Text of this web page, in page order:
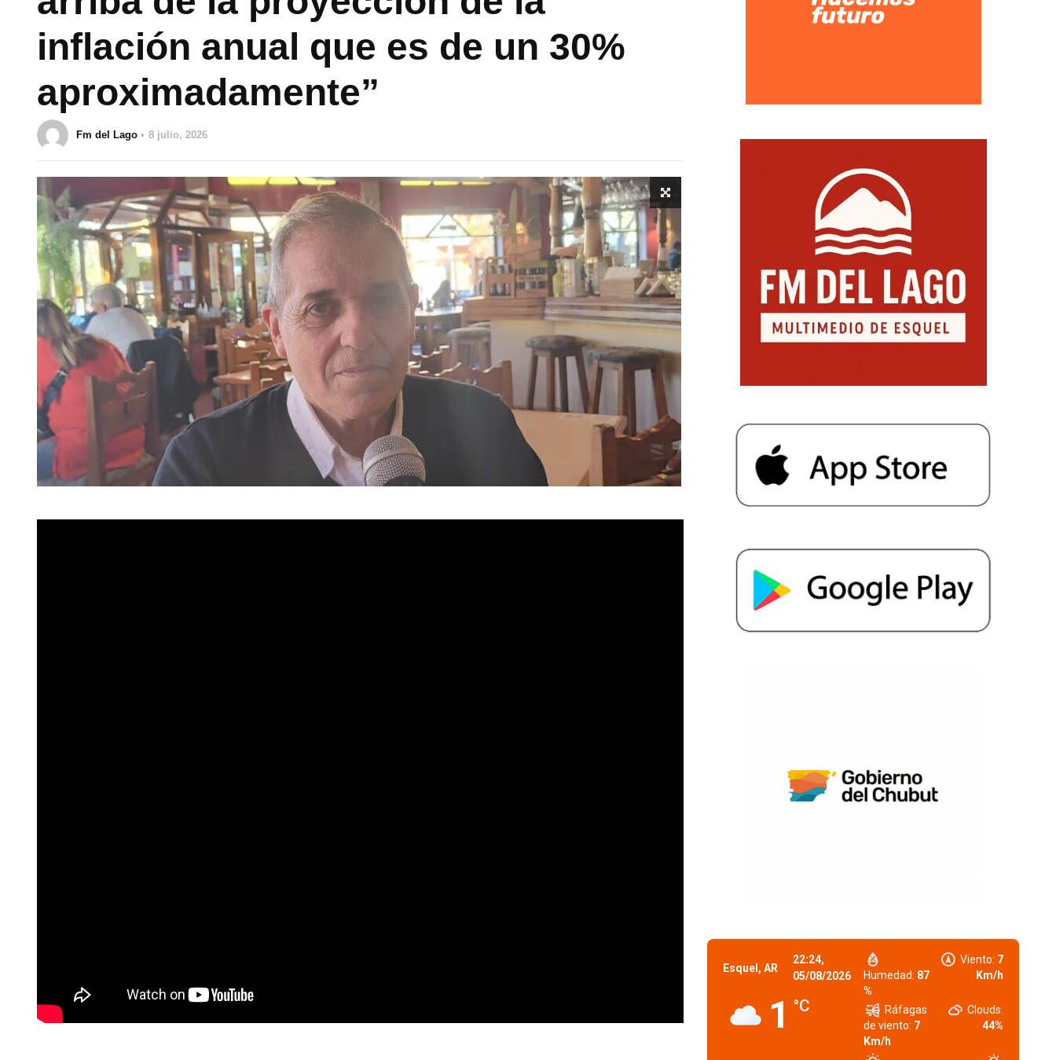
inflación anual que es de un 30%
aproximadamente”
Fm del Lago 8 julio, 2026
Esquel, AR
22:24,
05/08/2026
1 °C
Humedad: 87
%
Viento: 7
Km/h
Ráfagas
de viento: 7
Km/h
Clouds:
44%